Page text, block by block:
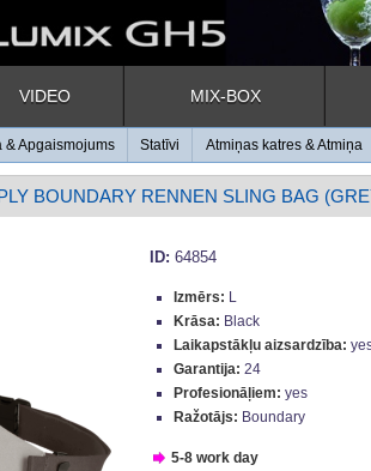
VIDEO MIX-BOX
& Apgaismojums Statīvi Atmiņas katres & Atmiņa
BOUNDARY RENNEN SLING BAG
ID: 64854
Izmērs: L
Krāsa: Black
Laikapstākļu aizsardzība:
Garantija: 24
Profesionāļiem: yes
Ražotājs: Boundary
5-8 work day